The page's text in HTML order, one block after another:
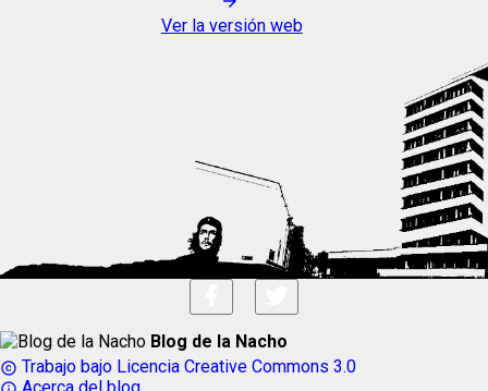
Ver la versión web
Blog de la Nacho
copyright Trabajo bajo Licencia Creative Commons 3.0